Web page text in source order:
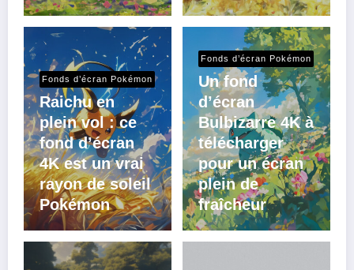
Fonds d’écran Pokémon
Raichu en
plein vol : ce
fond d’écran
4K est un vrai
rayon de soleil
Pokémon
Fonds d’écran Pokémon
Un fond
d’écran
Bulbizarre 4K à
télécharger
pour un écran
plein de
fraîcheur